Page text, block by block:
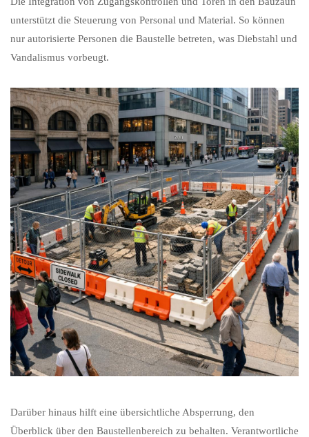
unterstützt die Steuerung von Personal und Material. So können
nur autorisierte Personen die Baustelle betreten, was Diebstahl und
Vandalismus vorbeugt.
Darüber hinaus hilft eine übersichtliche Absperrung, den
Überblick über den Baustellenbereich zu behalten. Verantwortliche